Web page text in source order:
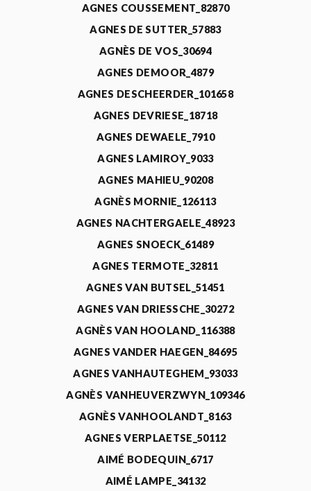
AGNES COUSSEMENT_82870
AGNES DE SUTTER_57883
AGNÈS DE VOS_30694
AGNES DEMOOR_4879
AGNES DESCHEERDER_101658
AGNES DEVRIESE_18718
AGNES DEWAELE_7910
AGNES LAMIROY_9033
AGNES MAHIEU_90208
AGNÈS MORNIE_126113
AGNES NACHTERGAELE_48923
AGNES SNOECK_61489
AGNES TERMOTE_32811
AGNES VAN BUTSEL_51451
AGNES VAN DRIESSCHE_30272
AGNÈS VAN HOOLAND_116388
AGNES VANDER HAEGEN_84695
AGNES VANHAUTEGHEM_93033
AGNÈS VANHEUVERZWYN_109346
AGNÈS VANHOOLANDT_8163
AGNES VERPLAETSE_50112
AIMÉ BODEQUIN_6717
AIMÉ LAMPE_34132